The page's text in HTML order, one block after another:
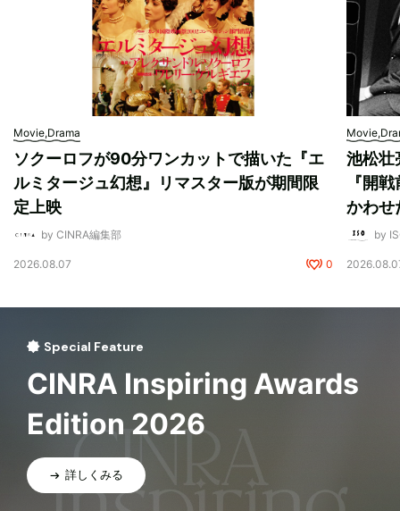
Movie,Drama
ソクーロフが90分ワンカットで描いた『エ
ルミタージュ幻想』リマスター版が期間限
定上映
by CINRA編集部
2026.08.07 0
池松壮
『開
かわせ
by
Special Feature
CINRA Inspiring Awards
Edition 2026
詳しくみる